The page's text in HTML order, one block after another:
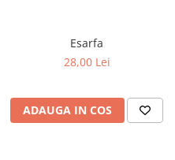
Esarfa
28,00 Lei
ADAUGA IN COS